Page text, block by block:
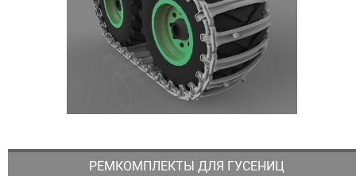
РЕМКОМПЛЕКТЫ ДЛЯ ГУСЕНИЦ